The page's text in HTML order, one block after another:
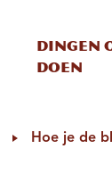
Dingen
doen
Hoe je de